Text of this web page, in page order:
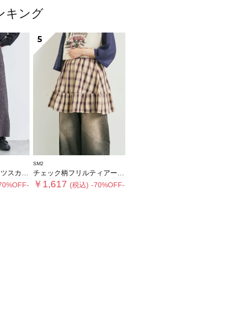
キング
カート
5
SM2
チェック柄フリルティアードミニスカート
￥1,617 (税込) -70%OFF-